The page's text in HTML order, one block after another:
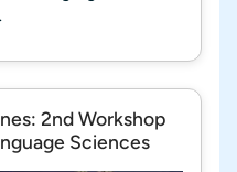
2nd Workshop
Sciences